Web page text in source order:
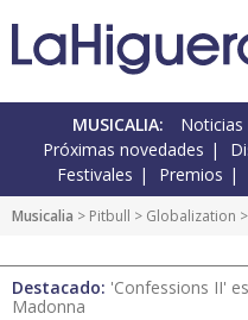
MUSICALIA: Noticias
Próximas novedades
Festivales
Premios
Musicalia > Pitbull > Globalization >
Destacado: 'Confessions II'
Madonna